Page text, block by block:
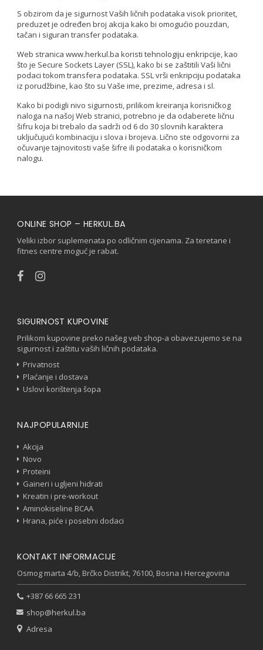
S obzirom da je sigurnost Vaših ličnih podataka visok prioritet,
preduzet je određen broj akcija kako bi omogućio pouzdan,
tačan i siguran transfer podataka.
Web stranica www.herkul.ba koristi tehnologiju enkripcije, kao
što je Secure Sockets Layer (SSL), kako bi se zaštitili Vaši lični
podaci tokom transfera podataka. SSL vrši enkripciju podataka
iz porudžbine, kao što su Vaše ime, prezime, adresa i sl.
Kako bi podigli nivo sigurnosti, prilikom kreiranja korisničkog
naloga na našoj Web stranici, potrebno je da odaberete ličnu
šifru koja bi trebalo da sadrži od 6 do 30 slovnih karaktera
uključujući kombinaciju i slova i brojeva. Lično ste odgovorni za
očuvanje tajnovitosti vaše šifre ili podataka o korisničkom
nalogu.
ONLINE SHOP – HERKUL.BA
Veliki izbor suplemenata po odličnim cijenama. Za teretane i
fitnes centre moguć je rabat.
SIGURNOST KUPOVINE
Prilikom kupovine preko našeg veb shop-a obavezujemo se na
sigurnost i zaštitu vaših ličnih podataka.
Privatnost
Plaćanje i dostava
Uslovi korištenja šopa
NAJPOPULARNIJE
Akcija
Novo
Proteini
Gaineri i ugljeni hidrati
Kreatin i pre-workout
Aminokiseline BCAA
Hrana, piće i posebni dodaci
KONTAKT INFORMACIJE
Osmog marta 4/b, Brčko Distrikt, 76100, Bosna i Hercegovina
+387 66 665 231
shop@herkul.ba
Adresa